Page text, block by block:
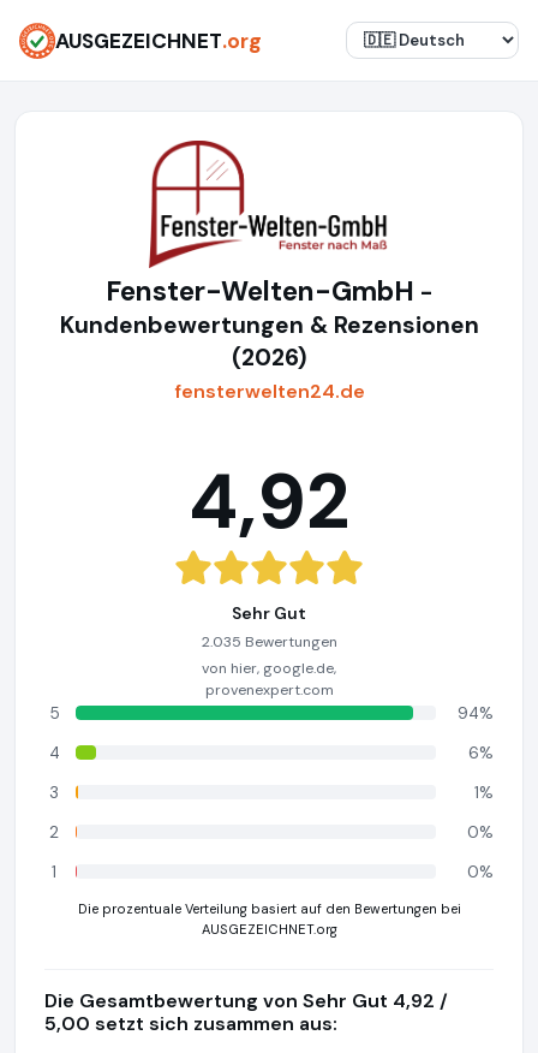
AUSGEZEICHNET.org
Fenster-Welten-GmbH -
Kundenbewertungen & Rezensionen
(2026)
fensterwelten24.de
4,92
Sehr Gut
2.035 Bewertungen
von hier, google.de,
provenexpert.com
5
94%
4
6%
3
1%
2
0%
1
0%
Die prozentuale Verteilung basiert auf den Bewertungen bei
AUSGEZEICHNET.org
Die Gesamtbewertung von Sehr Gut 4,92 /
5,00 setzt sich zusammen aus: